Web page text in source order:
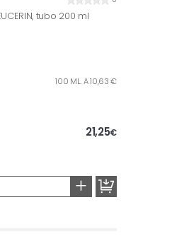
tubo 200 ml
100 ML. A 10,63 €
21,25€
+